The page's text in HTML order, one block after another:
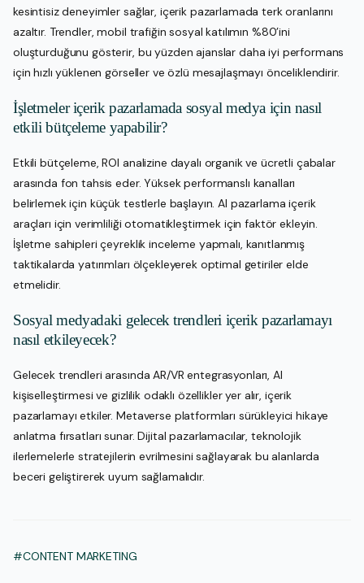
kesintisiz deneyimler sağlar, içerik pazarlamada terk oranlarını
azaltır. Trendler, mobil trafiğin sosyal katılımın %80’ini
oluşturduğunu gösterir, bu yüzden ajanslar daha iyi performans
için hızlı yüklenen görseller ve özlü mesajlaşmayı önceliklendirir.
İşletmeler içerik pazarlamada sosyal medya için nasıl
etkili bütçeleme yapabilir?
Etkili bütçeleme, ROI analizine dayalı organik ve ücretli çabalar
arasında fon tahsis eder. Yüksek performanslı kanalları
belirlemek için küçük testlerle başlayın. AI pazarlama içerik
araçları için verimliliği otomatikleştirmek için faktör ekleyin.
İşletme sahipleri çeyreklik inceleme yapmalı, kanıtlanmış
taktikalarda yatırımları ölçekleyerek optimal getiriler elde
etmelidir.
Sosyal medyadaki gelecek trendleri içerik pazarlamayı
nasıl etkileyecek?
Gelecek trendleri arasında AR/VR entegrasyonları, AI
kişiselleştirmesi ve gizlilik odaklı özellikler yer alır, içerik
pazarlamayı etkiler. Metaverse platformları sürükleyici hikaye
anlatma fırsatları sunar. Dijital pazarlamacılar, teknolojik
ilerlemelerle stratejilerin evrilmesini sağlayarak bu alanlarda
beceri geliştirerek uyum sağlamalıdır.
#CONTENT MARKETING